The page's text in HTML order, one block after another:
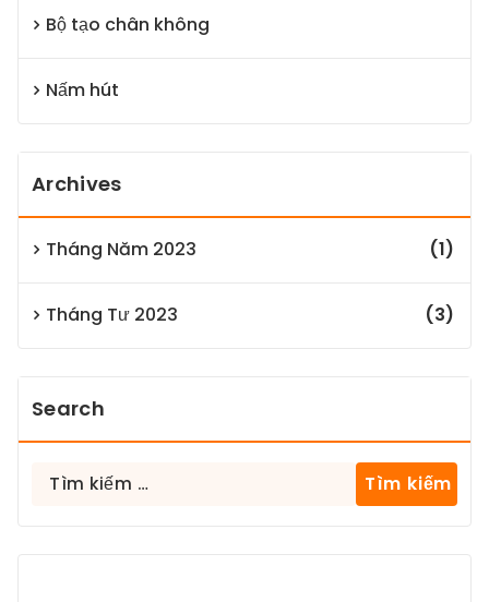
Bộ tạo chân không
Nấm hút
Archives
Tháng Năm 2023 (1)
Tháng Tư 2023 (3)
Search
Tìm